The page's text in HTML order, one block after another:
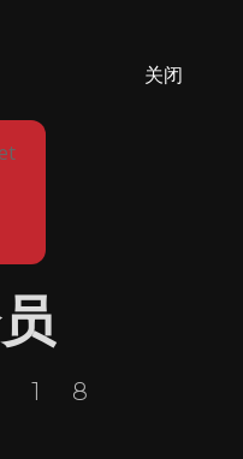
关闭
18